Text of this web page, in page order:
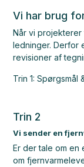
Vi har brug
Når vi
ledninger. Derfor
revisioner af
Trin 1: Spørgsmål
Trin 2
Vi sender en
Er der tale om en
om